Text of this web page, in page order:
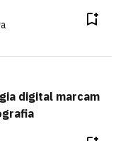
digital marcam